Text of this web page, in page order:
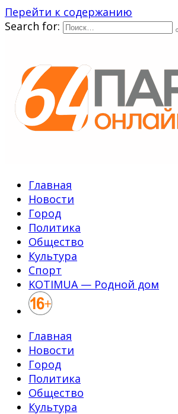
Перейти к содержанию
Search for:
Главная
Новости
Город
Политика
Общество
Культура
Спорт
KOTIMUA — Родной дом
Главная
Новости
Город
Политика
Общество
Культура